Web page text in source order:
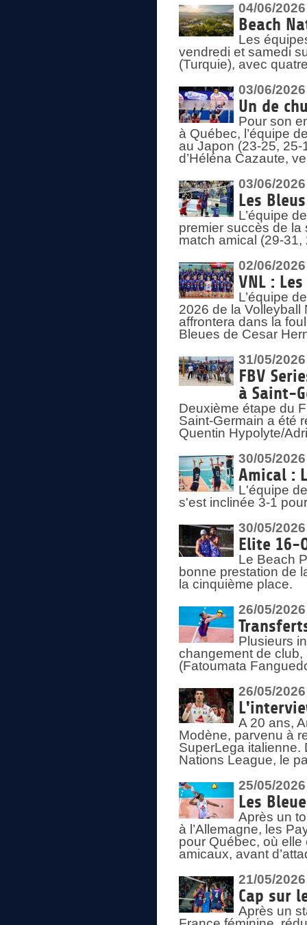
04/06/2026
Beach
Les
vendredi et samedi
(Turquie), avec
03/06/2026
Un de
Pour son
à Québec, l’équipe
au Japon (23-25,
d’Héléna Cazaute,
03/06/2026
Les
L’équipe
premier succès de la
match amical (29-
02/06/2026
VNL :
L’équipe
2026 de la
affrontera dans la
Bleues de Cesar
31/05/2026
FBV
à Saint-
Deuxième étape du
Saint-Germain a été
Quentin Hypolyte/
30/05/2026
Amical :
L'équipe
s'est inclinée 3-1
30/05/2026
Elite 16-
Le Beach
bonne prestation de
la cinquième place.
26/05/2026
Plusieurs
changement de
(Fatoumata
26/05/2026
A 20 ans,
Modène, parvenu à
SuperLega italienne.
Nations League, le
25/05/2026
Les
Après un
à l’Allemagne, les
pour Québec, où
amicaux, avant
21/05/2026
Cap sur
Après un